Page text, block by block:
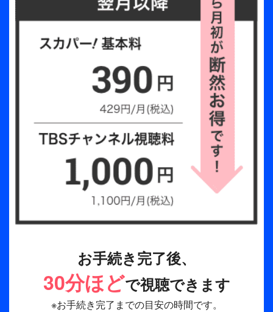
お手続き完了後、
30分ほどで視聴できます
※お手続き完了までの目安の時間です。